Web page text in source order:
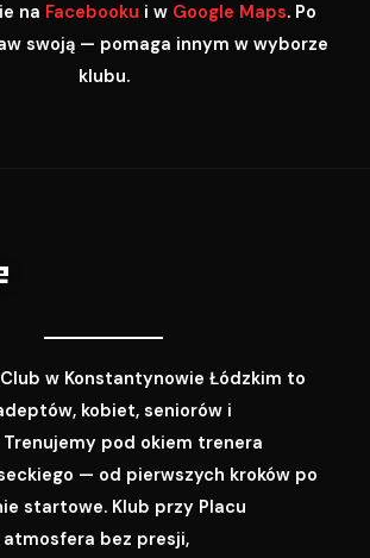
na Facebooku i w Google Maps. Po
swoją — pomaga innym w wyborze
klubu.
w Konstantynowie Łódzkim to
kobiet, seniorów i
Trenujemy pod okiem trenera
— od pierwszych kroków po
startowe. Klub przy Placu
atmosfera bez presji,